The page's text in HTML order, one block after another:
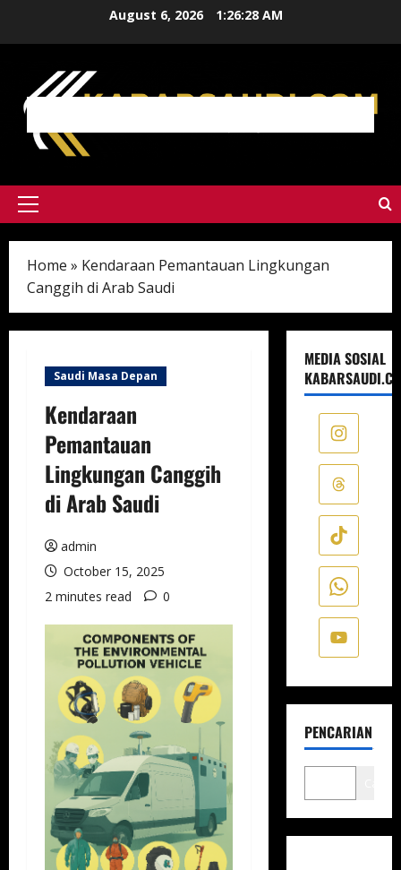
August 6, 2026 1:26:29 AM
Primary
Home » Kendaraan Pemantauan Lingkungan
Canggih di Arab Saudi
Saudi Masa Depan
Kendaraan
Pemantauan
Lingkungan Canggih
di Arab Saudi
admin
October 15, 2025
2 minutes read
0
MEDIA SOSIAL
PENCARIAN